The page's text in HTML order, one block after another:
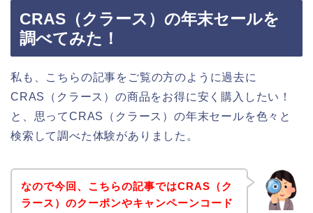
CRAS（クラース）の年末セールを
調べてみた！
私も、こちらの記事をご覧の方のように過去に
CRAS（クラース）の商品をお得に安く購入したい！
と、思ってCRAS（クラース）の年末セールを色々と
検索して調べた体験がありました。
なので今回、こちらの記事ではCRAS（ク
ラース）のクーポンやキャンペーンコード